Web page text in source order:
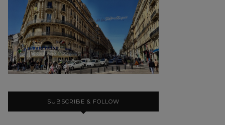
SUBSCRIBE & FOLLOW